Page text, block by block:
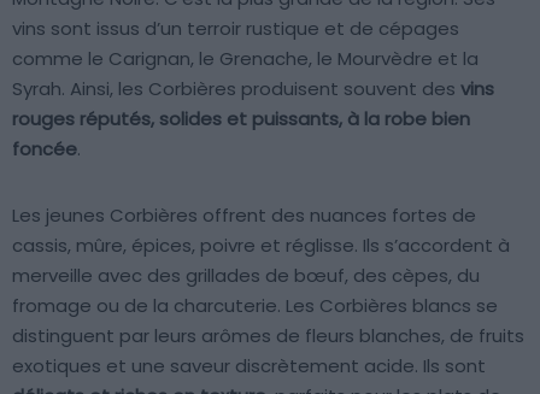
vins sont issus d’un terroir rustique et de cépages
comme le Carignan, le Grenache, le Mourvèdre et la
Syrah. Ainsi, les Corbières produisent souvent des vins
rouges réputés, solides et puissants, à la robe bien
foncée.
Les jeunes Corbières offrent des nuances fortes de
cassis, mûre, épices, poivre et réglisse. Ils s’accordent à
merveille avec des grillades de bœuf, des cèpes, du
fromage ou de la charcuterie. Les Corbières blancs se
distinguent par leurs arômes de fleurs blanches, de fruits
exotiques et une saveur discrètement acide. Ils sont